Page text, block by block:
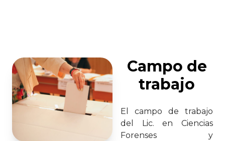
Campo de
trabajo
El campo de trabajo
del Lic. en Ciencias
Forenses y